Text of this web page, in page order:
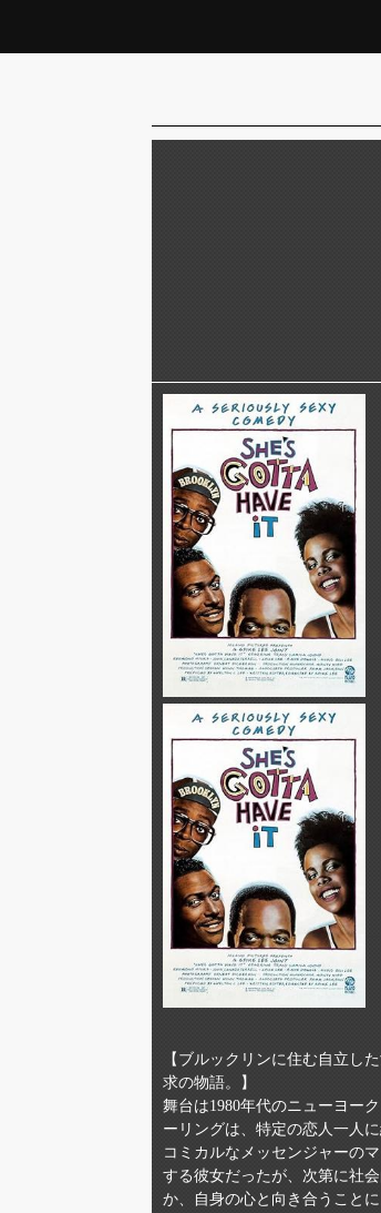
【ブルックリンに住む自立し
求の物語。】
舞台は1980年代のニューヨー
ーリングは、特定の恋人一人
コミカルなメッセンジャーの
する彼女だったが、次第に社
か、自身の心と向き合うこと